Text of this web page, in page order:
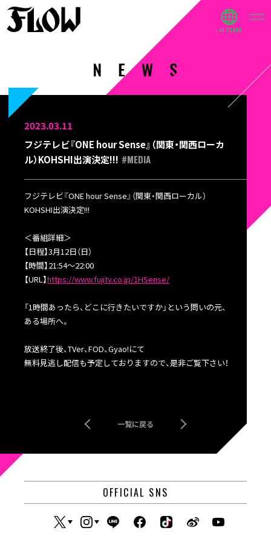
2023.03.11
フジテレビ『ONE hour Sense』（関東・関西ローカ
ル）KOHSHI出演決定!!! #MEDIA
フジテレビ『ONE hour Sense』（関東・関西ローカル）
KOHSHI出演決定!!!
＜番組詳細＞
【日程】3月12日（日）
【時間】21:54～22:00
【URL】https://www.fujitv.co.jp/1HSense/
「1時間あったら、どこに行きたいですか」という問いの元、
ある場所へ。
放送終了後、TVer、FOD、Gyao!にて
無料見逃し配信も予定しておりますので、是非ご覧下さい！
一覧に戻る
OFFICIAL SNS